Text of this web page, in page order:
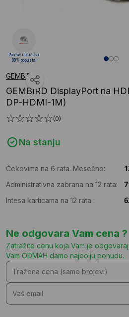
GEMBIRD
GEMBIRD DisplayPort na
DP-HDMI-1M)
(0)
Na stanju
Čekovima na 6 rata. Mesečno:
Administrativna zabrana na 12 rata:
Intesa karticama na 12 rata:
Ne odgovara Vam cena ?
Zatražite cenu koja Vam je
Vam ODMAH damo najbolju ponudu.
Pomoć u kući sa
88% popusta